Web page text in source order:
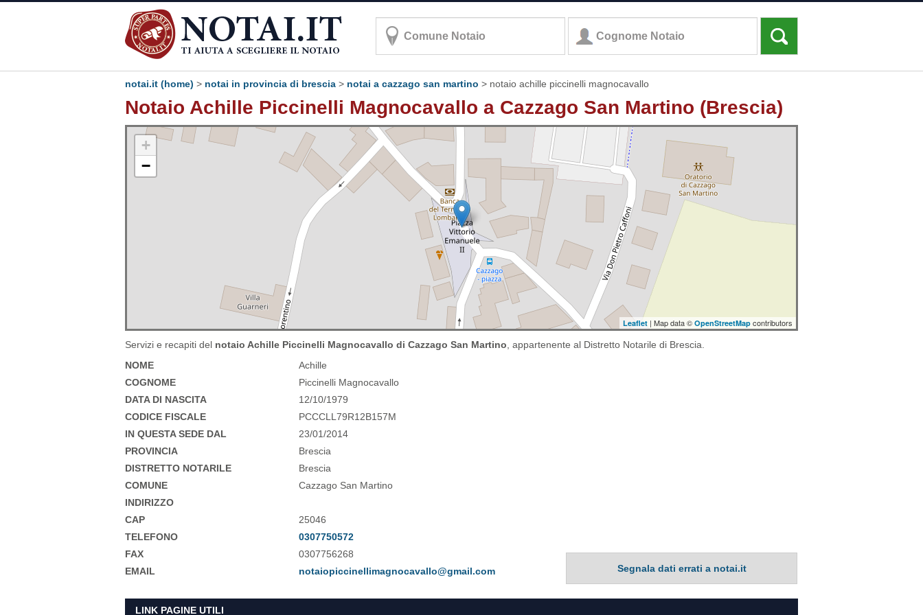
notai.it (home) > notai in provincia di brescia > notai a cazzago san martino > notaio achille piccinelli magnocavallo
Notaio Achille Piccinelli Magnocavallo a Cazzago San Martino (Brescia)
+
−
Leaflet | Map data © OpenStreetMap contributors
Servizi e recapiti del notaio Achille Piccinelli Magnocavallo di Cazzago San Martino , appartenente al Distretto Notarile di Brescia.
NOME
Achille
COGNOME
Piccinelli Magnocavallo
DATA DI NASCITA
12/10/1979
CODICE FISCALE
PCCCLL79R12B157M
IN QUESTA SEDE DAL
23/01/2014
PROVINCIA
Brescia
DISTRETTO NOTARILE
Brescia
COMUNE
Cazzago San Martino
INDIRIZZO
CAP
25046
TELEFONO
0307750572
FAX
0307756268
EMAIL
notaiopiccinellimagnocavallo@gmail.com Segnala dati errati a notai.it
LINK PAGINE UTILI